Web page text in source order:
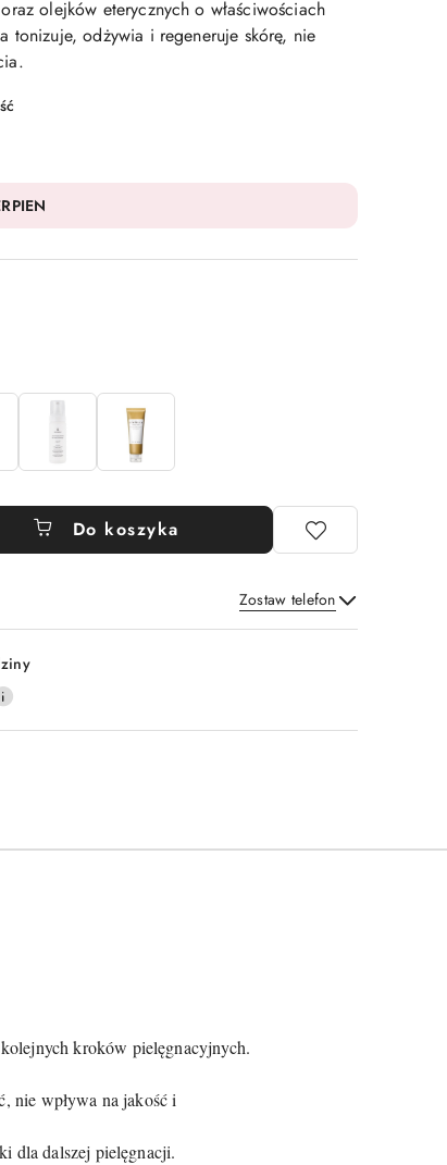
olejków eterycznych o właściwościach
tonizuje, odżywia i regeneruje skórę, nie
Do koszyka
Zostaw telefon
Wyślij
kroków pielęgnacyjnych.
nie wpływa na jakość i
dla dalszej pielęgnacji.